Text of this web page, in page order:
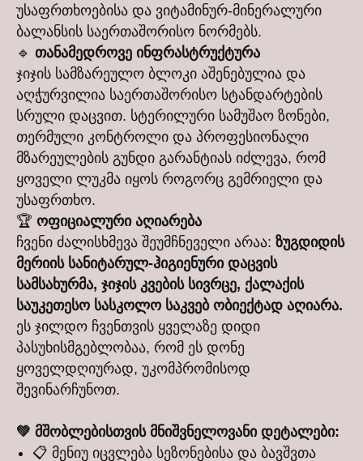
უსაფრთხოებისა და ვიტამინურ-მინერალური
ბალანსის საერთაშორისო ნორმებს.
🔹 თანამედროვე ინფრასტრუქტურა
ჯიჯის სამზარეულო ბლოკი აშენებულია და
აღჭურვილია საერთაშორისო სტანდარტების
სრული დაცვით. სტერილური სამუშაო ზონები,
თერმული კონტროლი და პროფესიონალი
მზარეულების გუნდი გარანტიას იძლევა, რომ
ყოველი ლუკმა იყოს როგორც გემრიელი და
უსაფრთხო.
🏆 ოფიციალური აღიარება
ჩვენი ძალისხმევა შეუმჩნეველი არაა: ზუგდიდის
მერიის სანიტარულ-ჰიგიენური დაცვის
სამსახურმა, ჯიჯის კვების სივრცე, ქალაქის
საუკეთესო სასკოლო საკვებ ობიექტად აღიარა.
ეს ჯილდო ჩვენთვის ყველაზე დიდი
პასუხისმგებლობაა, რომ ეს დონე
ყოველდღიურად, უკომპრომისოდ
შევინარჩუნოთ.
💚 მშობლებისთვის მნიშვნელოვანი დეტალები:
📋 მენიუ იცვლება სეზონებისა და ბავშვთა